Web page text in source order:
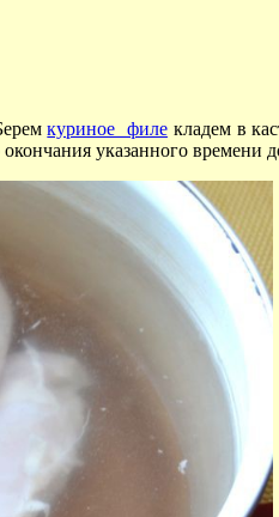
куриное филекладем в
указанного времени